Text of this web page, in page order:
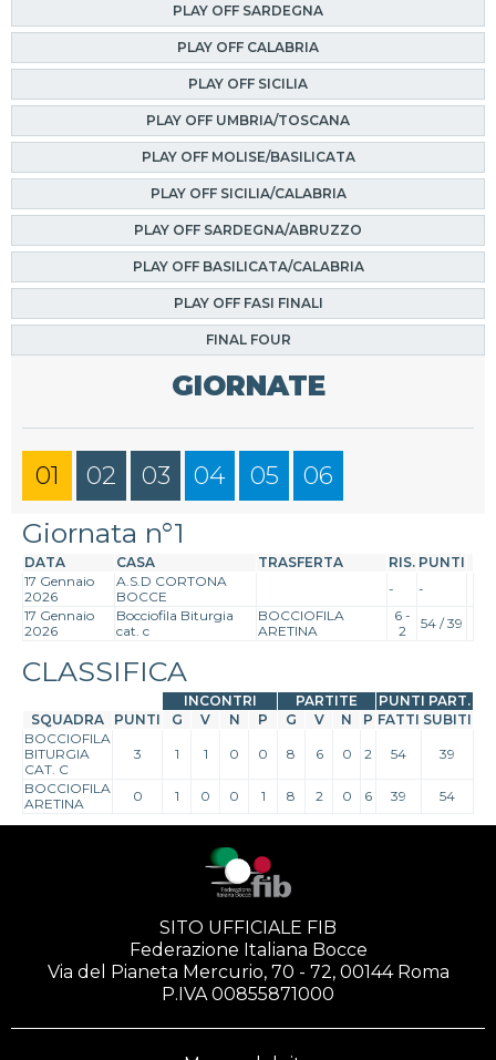
PLAY OFF SARDEGNA
PLAY OFF CALABRIA
PLAY OFF SICILIA
PLAY OFF UMBRIA/TOSCANA
PLAY OFF MOLISE/BASILICATA
PLAY OFF SICILIA/CALABRIA
PLAY OFF SARDEGNA/ABRUZZO
PLAY OFF BASILICATA/CALABRIA
PLAY OFF FASI FINALI
FINAL FOUR
GIORNATE
01 02 03 04 05 06
Giornata n°1
DATA CASA TRASFERTA RIS. PUNTI
17 Gennaio
2026
A.S.D CORTONA
BOCCE
-
-
17 Gennaio
2026
Bocciofila Biturgia
cat. c
BOCCIOFILA
ARETINA
6 -
2
54 / 39
CLASSIFICA
INCONTRI PARTITE
PUNTI PART.
SQUADRA
PUNTI G V N P G V N P FATTI SUBITI
BOCCIOFILA
BITURGIA
CAT. C
3 1 1 0 0 8 6 0 2 54 39
BOCCIOFILA
ARETINA
0 1 0 0 1 8 2 0 6 39 54
SITO UFFICIALE FIB
Federazione Italiana Bocce
Via del Pianeta Mercurio, 70 - 72, 00144 Roma
P.IVA 00855871000